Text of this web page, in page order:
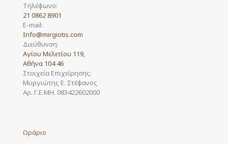
Τηλέφωνο:
21 0862 8901
E-mail:
Info@mirgiotis.com
Διεύθυνση:
Αγίου Μελετίου 119,
Αθήνα 104 46
Στοιχεία Επιχείρησης:
Μυργιώτης Ε. Στέφανος
Αρ. Γ.Ε.ΜΗ. 083422602000
Ωράριο